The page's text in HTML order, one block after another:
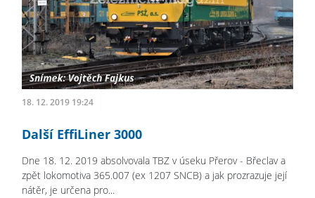
18. 12. 2019 19:24
Další EffiLiner 3000
Dne 18. 12. 2019 absolvovala TBZ v úseku Přerov - Břeclav a
zpět lokomotiva 365.007 (ex 1207 SNCB) a jak prozrazuje její
nátěr, je určena pro...